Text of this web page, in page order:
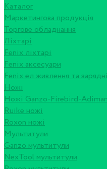
Каталог
Маркетингова продукція
Торгове обладнання
Ліхтарі
Fenix ліхтарі
Fenix аксесуари
Fenix ел живлення та
Ножі
Ножі Ganzo-Firebird-
Ruike ножі
Roxon ножi
Мультитули
Ganzo мультитули
NexTool мультитули